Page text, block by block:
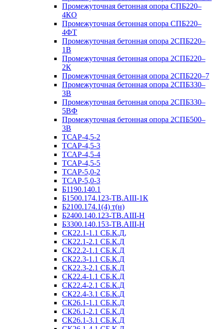
Промежуточная бетонная опора СПБ220–
4КО
Промежуточная бетонная опора СПБ220–
4ФТ
Промежуточная бетонная опора 2СПБ220–
1В
Промежуточная бетонная опора 2СПБ220–
2К
Промежуточная бетонная опора 2СПБ220–7
Промежуточная бетонная опора 2СПБ330–
3В
Промежуточная бетонная опора 2СПБ330–
5ВФ
Промежуточная бетонная опора 2СПБ500–
3В
ТСАР-4,5-2
ТСАР-4,5-3
ТСАР-4,5-4
ТСАР-4,5-5
ТСАР-5,0-2
ТСАР-5,0-3
Б1190.140.1
Б1500.174.123-ТВ.АIII-1К
Б2100.174.1(4) т(н)
Б2400.140.123-ТВ.АIII-Н
Б3300.140.153-ТВ.АIII-Н
СК22.1-1.1 СБ.К.Д,
СК22.1-2.1 СБ.К.Д
СК22.2-1.1 СБ.К.Д
СК22.3-1.1 СБ.К.Д
СК22.3-2.1 СБ.К.Д
СК22.4-1.1 СБ.К.Д
СК22.4-2.1 СБ.К.Д
СК22.4-3.1 СБ.К.Д
СК26.1-1.1 СБ.К.Д
СК26.1-2.1 СБ.К.Д
СК26.1-3.1 СБ.К.Д